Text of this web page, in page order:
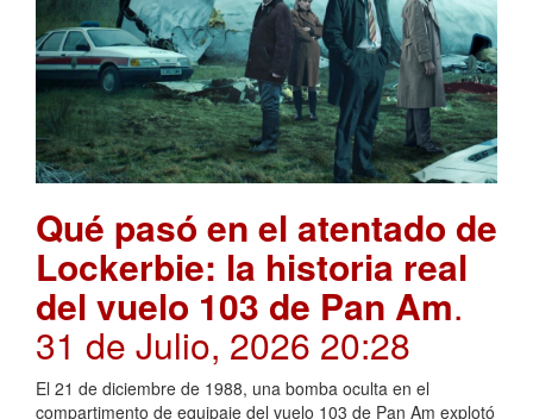
Qué pasó en el atentado de
Lockerbie: la historia real
del vuelo 103 de Pan Am.
31 de Julio, 2026 20:28
El 21 de diciembre de 1988, una bomba oculta en el
compartimento de equipaje del vuelo 103 de Pan Am explotó